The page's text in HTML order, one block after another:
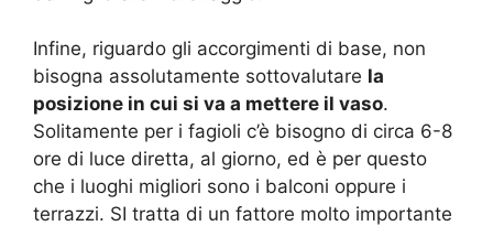
Infine, riguardo gli accorgimenti di base, non
bisogna assolutamente sottovalutare la
posizione in cui si va a mettere il vaso.
Solitamente per i fagioli c’è bisogno di circa 6-8
ore di luce diretta, al giorno, ed è per questo
che i luoghi migliori sono i balconi oppure i
terrazzi. SI tratta di un fattore molto importante